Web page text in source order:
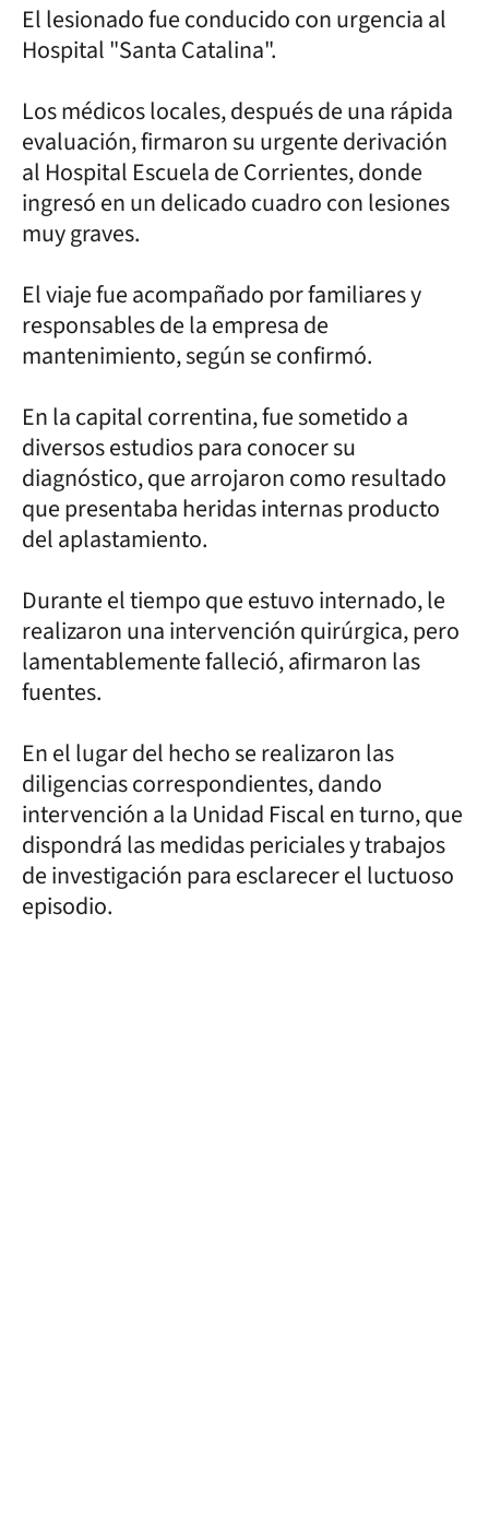
El lesionado fue conducido con urgencia al
Hospital "Santa Catalina".
Los médicos locales, después de una rápida
evaluación, firmaron su urgente derivación
al Hospital Escuela de Corrientes, donde
ingresó en un delicado cuadro con lesiones
muy graves.
El viaje fue acompañado por familiares y
responsables de la empresa de
mantenimiento, según se confirmó.
En la capital correntina, fue sometido a
diversos estudios para conocer su
diagnóstico, que arrojaron como resultado
que presentaba heridas internas producto
del aplastamiento.
Durante el tiempo que estuvo internado, le
realizaron una intervención quirúrgica, pero
lamentablemente falleció, afirmaron las
fuentes.
En el lugar del hecho se realizaron las
diligencias correspondientes, dando
intervención a la Unidad Fiscal en turno, que
dispondrá las medidas periciales y trabajos
de investigación para esclarecer el luctuoso
episodio.